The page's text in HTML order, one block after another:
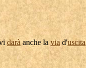
daràanche lavia d'uscita